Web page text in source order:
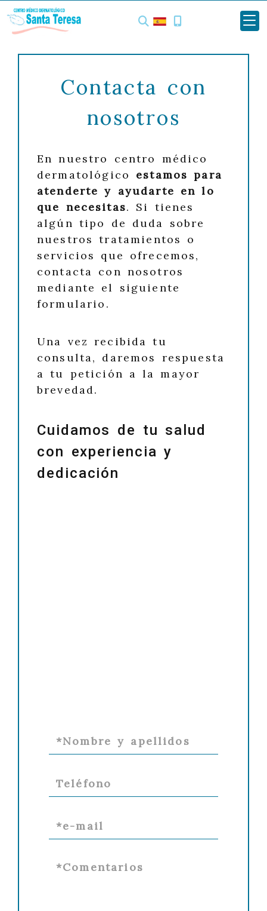
Contacta con
nosotros
En nuestro centro médico
dermatológico estamos para
atenderte y ayudarte en lo
que necesitas. Si tienes
algún tipo de duda sobre
nuestros tratamientos o
servicios que ofrecemos,
contacta con nosotros
mediante el siguiente
formulario.
Una vez recibida tu
consulta, daremos respuesta
a tu petición a la mayor
brevedad.
Cuidamos de tu salud
con experiencia y
dedicación